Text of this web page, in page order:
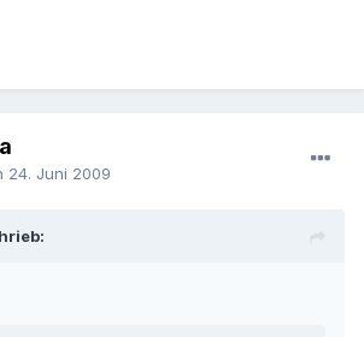
24. Juni 2009